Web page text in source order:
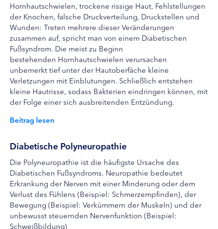
Hornhautschwielen, trockene rissige Haut, Fehlstellungen
der Knochen, falsche Druckverteilung, Druckstellen und
Wunden: Treten mehrere dieser Veränderungen
zusammen auf, spricht man von einem Diabetischen
Fußsyndrom. Die meist zu Beginn
bestehenden Hornhautschwielen verursachen
unbemerkt tief unter der Hautoberfäche kleine
Verletzungen mit Einblutungen. Schließlich entstehen
kleine Hautrisse, sodass Bakterien eindringen können, mit
der Folge einer sich ausbreitenden Entzündung.
Beitrag lesen
Diabetische Polyneuropathie
Die Polyneuropathie ist die häufigste Ursache des
Diabetischen Fußsyndroms. Neuropathie bedeutet
Erkrankung der Nerven mit einer Minderung oder dem
Verlust des Fühlens (Beispiel: Schmerzempfinden), der
Bewegung (Beispiel: Verkümmern der Muskeln) und der
unbewusst steuernden Nervenfunktion (Beispiel:
Schweißbildung)